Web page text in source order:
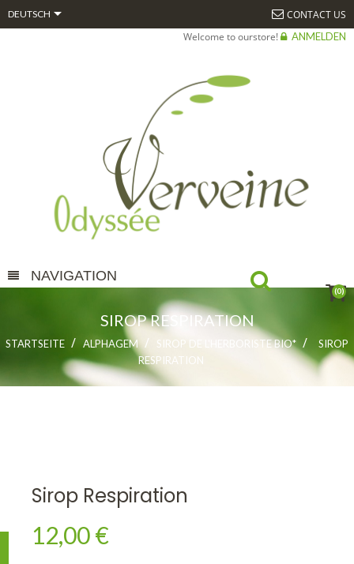
DEUTSCH
CONTACT US
Welcome to ourstore!
ANMELDEN
(0)
NAVIGATION
SIROP RESPIRATION
STARTSEITE ALPHAGEM SIROP DE L'HERBORISTE BIO*
SIROP
RESPIRATION
Sirop Respiration
12,00 €